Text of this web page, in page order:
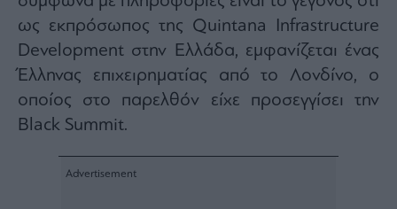
ως εκπρόσωπος της Quintana Infrastructure
Development στην Ελλάδα, εμφανίζεται ένας
Έλληνας επιχειρηματίας από το Λονδίνο, ο
οποίος στο παρελθόν είχε προσεγγίσει την
Black Summit.